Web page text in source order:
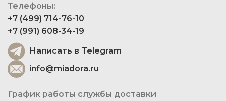
Телефоны:
+7 (499) 714-76-10
+7 (991) 608-34-19
Написать в Telegram
info@miadora.ru
График работы службы доставки